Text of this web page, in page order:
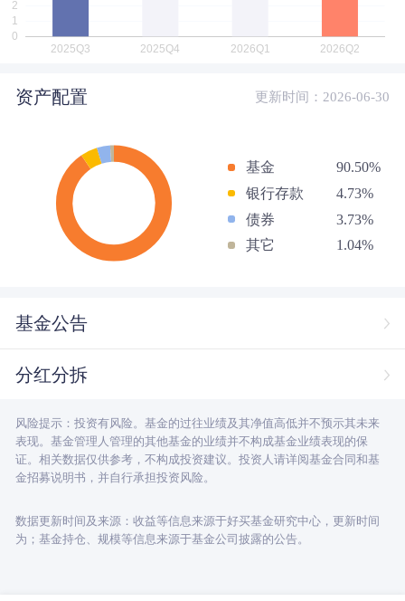
资产配置 更新时间：2026-06-30
基金
90.50%
银行存款
4.73%
债券
3.73%
其它
1.04%
基金公告
分红分拆
风险提示：投资有风险。基金的过往业绩及其净值高低并不预示其未来
表现。基金管理人管理的其他基金的业绩并不构成基金业绩表现的保
证。相关数据仅供参考，不构成投资建议。投资人请详阅基金合同和基
金招募说明书，并自行承担投资风险。
数据更新时间及来源：收益等信息来源于好买基金研究中心，更新时间
为；基金持仓、规模等信息来源于基金公司披露的公告。